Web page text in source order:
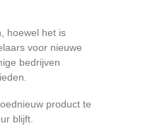
hoewel het is
voor nieuwe
bedrijven
product te
blijft.